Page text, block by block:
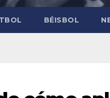
BÉISBOL